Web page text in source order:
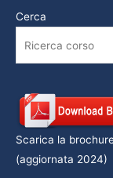
Cerca
Scarica la
(aggiornata 2024)